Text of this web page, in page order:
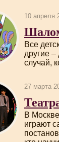
10 апреля
Все
другие
случай,
27 марта
В
играют